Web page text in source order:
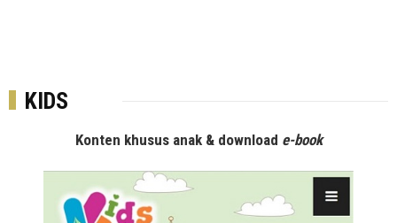
KIDS
Konten khusus anak & download e-book